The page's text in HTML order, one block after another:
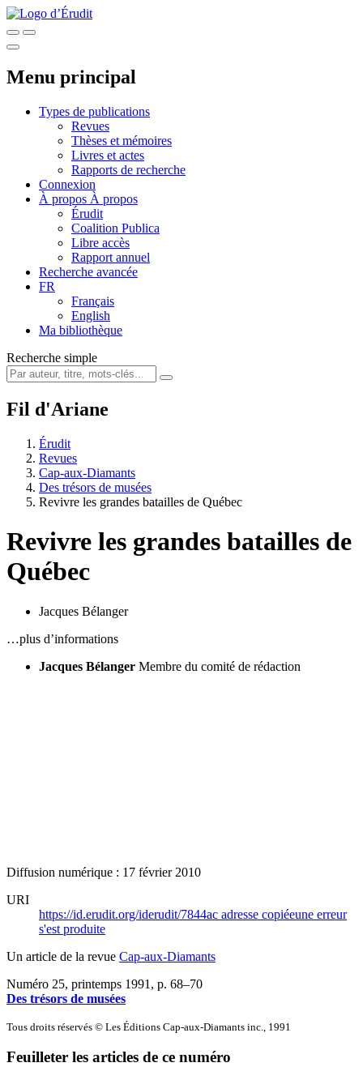
Menu principal
Types de publications
Revues
Thèses et mémoires
Livres et actes
Rapports de recherche
Connexion
À propos À propos
Érudit
Coalition Publica
Libre accès
Rapport annuel
Recherche avancée
FR
Français
English
Ma bibliothèque
Recherche simple
Fil d'Ariane
Érudit
Revues
Cap-aux-Diamants
Des trésors de musées
Revivre les grandes batailles de Québec
Revivre les grandes batailles de
Québec
Jacques Bélanger
…plus d’informations
Jacques Bélanger Membre du comité de rédaction
Diffusion numérique : 17 février 2010
URI
https://id.erudit.org/iderudit/7844ac adresse copiéeune erreur
s'est produite
Un article de la revue Cap-aux-Diamants
Numéro 25, printemps 1991 , p. 68–70
Des trésors de musées
Tous droits réservés © Les Éditions Cap-aux-Diamants inc., 1991
Feuilleter les articles de ce numéro